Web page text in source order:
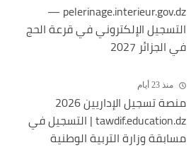
pelerinage.interieur.gov.dz —
التسجيل الإلكتروني في قرعة الحج
في الجزائر 2027
منذ 23 أيام
منصة تسجيل الإداريين 2026
tawdif.education.dz | التسجيل في
مسابقة وزارة التربية الوطنية